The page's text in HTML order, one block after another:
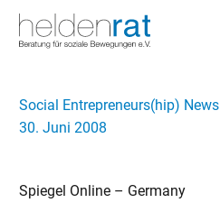
Social Entrepreneurs(hip) News
30. Juni 2008
Spiegel Online – Germany